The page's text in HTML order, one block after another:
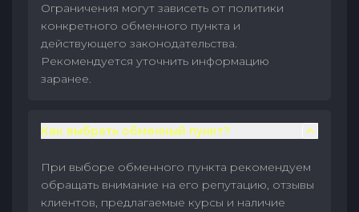
Ограничения могут зависеть от политики
конкретного обменного пункта и
действующего законодательства.
Рекомендуется уточнить информацию
заранее.
Как выбрать обменный пункт?
При выборе обменного пункта рекомендуем
обращать внимание на его репутацию, отзывы
клиентов, предлагаемые курсы и наличие